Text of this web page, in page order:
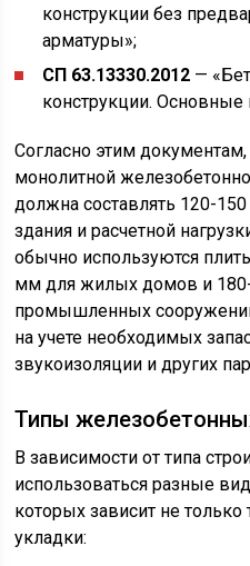
конструкции без
арматуры»;
СП 63.13330.2012 —
конструкции. Основные
Согласно этим
монолитной
должна составлять 120-
здания и расчетной
обычно используются
мм для жилых домов и
промышленных
на учете необходимых
звукоизоляции и других
Типы
В зависимости от типа
использоваться разные
которых зависит не только
укладки: